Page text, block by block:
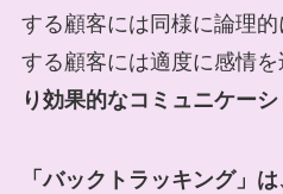
する顧客には同様に論理
する顧客には適度に感情を
り効果的なコミュニケー
「バックトラッキング」